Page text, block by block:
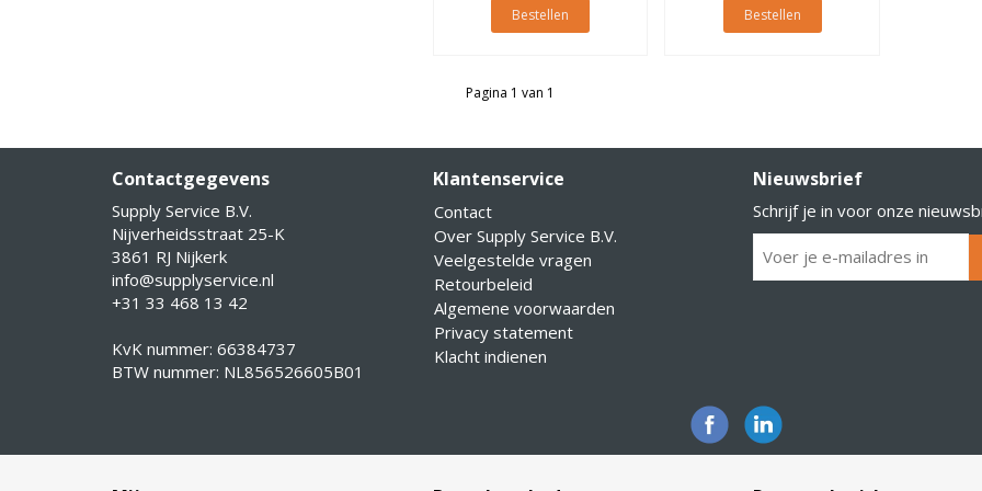
Bestellen Bestellen
Pagina 1 van 1
Contactgegevens
Supply Service B.V.
Nijverheidsstraat 25-K
3861 RJ Nijkerk
info@supplyservice.nl
+31 33 468 13 42
KvK nummer: 66384737
BTW nummer: NL856526605B01
Klantenservice
Contact
Over Supply Service B.V.
Veelgestelde vragen
Retourbeleid
Algemene voorwaarden
Privacy statement
Klacht indienen
Nieuwsbrief
Schrijf je in voor onze